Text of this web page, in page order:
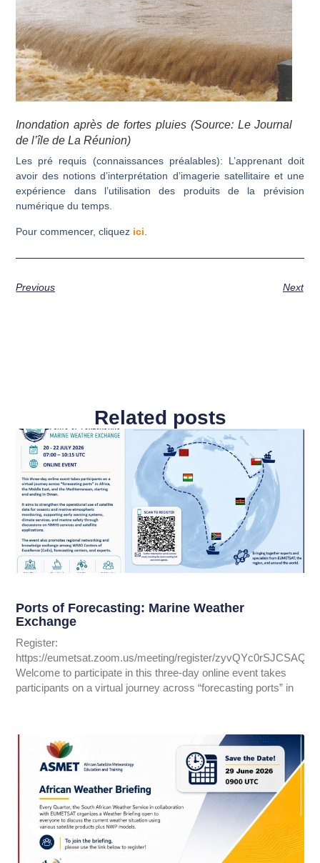
Inondation après de fortes pluies (Source: Le Journal
de l’île de La Réunion)
Les pré requis (connaissances préalables): L’apprenant doit
avoir des notions d’interprétation d’imagerie satellitaire et une
expérience dans l’utilisation des produits de la prévision
numérique du temps.
Pour commencer, cliquez ici
Previous Next
Related posts
Ports of Forecasting: Marine Weather
Exchange
Register:
https://eumetsat.zoom.us/meeting/register/
Welcome to participate in this three-day online event takes
participants on a virtual journey across “forecasting ports” in